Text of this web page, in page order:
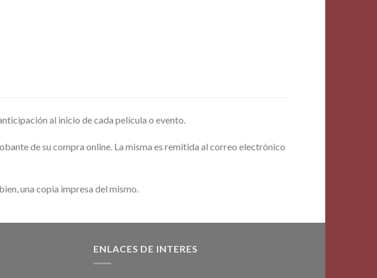
al inicio de cada película o evento.
de su compra online. La misma es remitida al correo electrónico
una copia impresa del mismo.
ENLACES DE INTERES